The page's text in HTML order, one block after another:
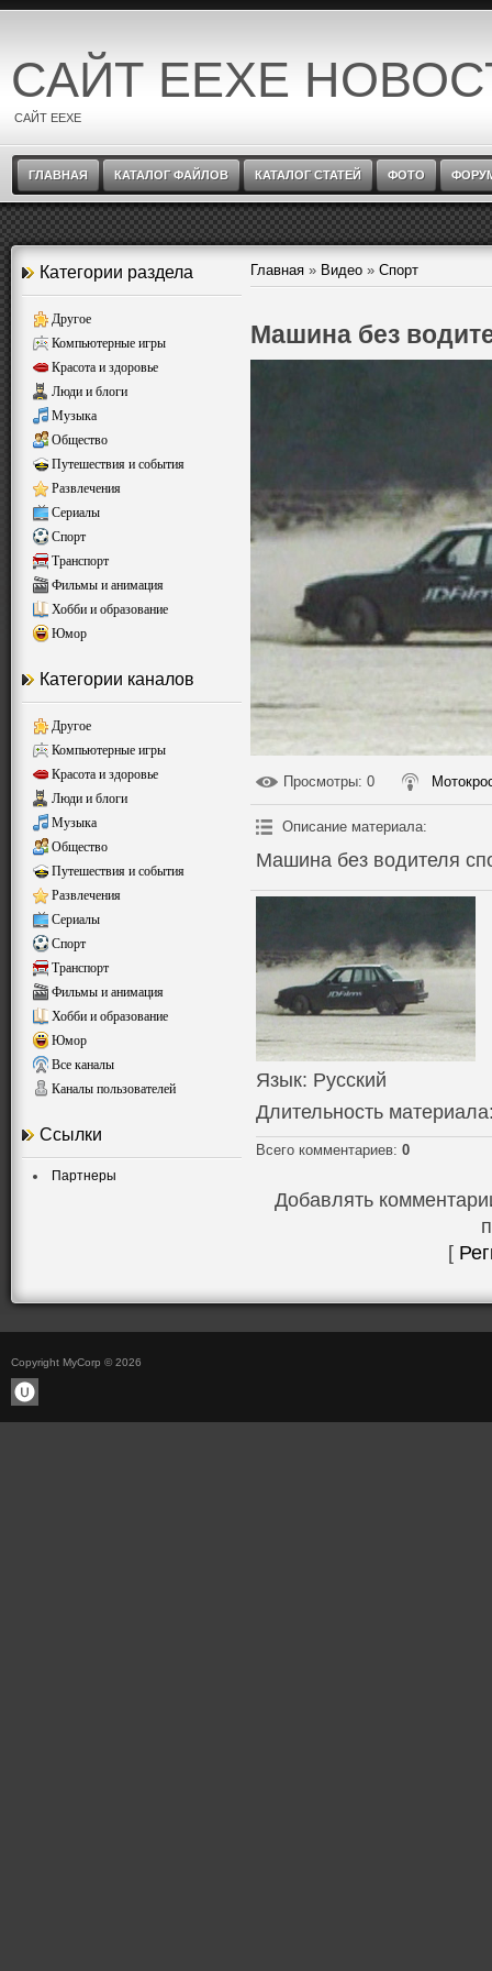
САЙТ EEXE
САЙТ EEXE
ГЛАВНАЯ КАТАЛОГ ФАЙЛОВ КАТАЛОГ СТАТЕЙ ФОТО
Категории раздела
Другое
Компьютерные игры
Красота и здоровье
Люди и блоги
Музыка
Общество
Путешествия и события
Развлечения
Сериалы
Спорт
Транспорт
Фильмы и анимация
Хобби и образование
Юмор
Категории каналов
Другое
Компьютерные игры
Красота и здоровье
Люди и блоги
Музыка
Общество
Путешествия и события
Развлечения
Сериалы
Спорт
Транспорт
Фильмы и анимация
Хобби и образование
Юмор
Все каналы
Каналы пользователей
Ссылки
Партнеры
Главная » Видео » Спорт
Машина без
Просмотры: 0
Описание материала:
Машина без водителя
Язык: Русский
Длительность материала
Всего комментариев: 0
Добавлять
[
Copyright MyCorp © 2026